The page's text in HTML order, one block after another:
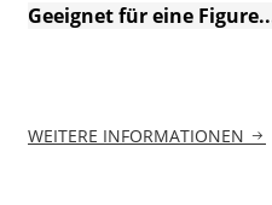
Geeignet für eine
WEITERE INFORMATIONEN